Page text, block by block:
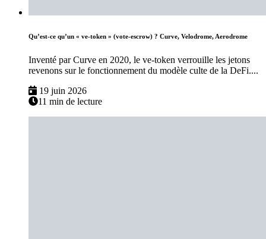
Qu’est-ce qu’un « ve-token » (vote-escrow) ? Curve, Velodrome, Aerodrome
Inventé par Curve en 2020, le ve-token verrouille les jetons
revenons sur le fonctionnement du modèle culte de la DeFi....
19 juin 2026
11 min de lecture